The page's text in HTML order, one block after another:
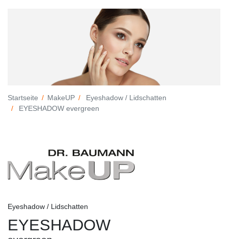
Startseite MakeUP
Eyeshadow / Lidschatten
EYESHADOW evergreen
Eyeshadow / Lidschatten
EYESHADOW